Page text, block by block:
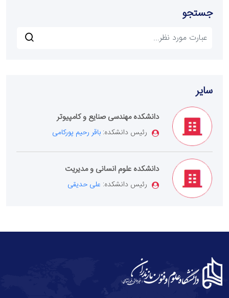
جستجو
سایر
دانشکده مهندسی صنایع و کامپیوتر
رئیس دانشکده: باقر رحیم پورکامی
دانشکده علوم انسانی و مدیریت
رئیس دانشکده: علی حدیقی